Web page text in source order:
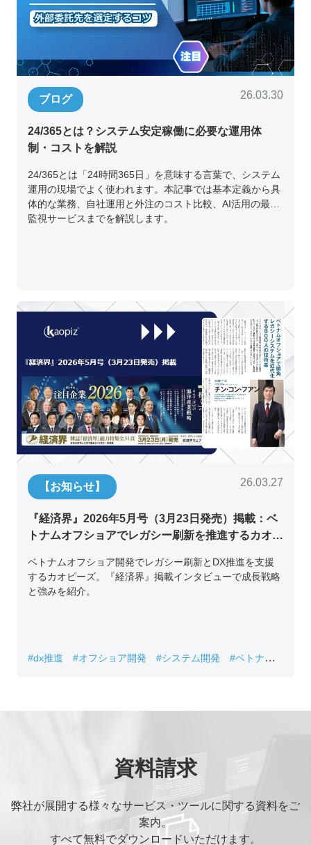
ブログ 26.03.30
24/365とは？システム安定稼働に必要な運用体
制・コストを解説
24/365とは「24時間365日」を意味する言葉で、システム
運用の現場でよく使われます。本記事では基本定義から具
体的な業務、自社運用と外注のコスト比較、AI活用の最新
監視サービスまでを解説します。
【お知らせ】 26.03.27
『経済界』2026年5月号（3月23日発売）掲載：ベ
トナムオフショアでレガシー刷新を推進するカオピ
ベトナムオフショア開発でレガシー刷新とDX推進を支援
するカオピーズ。『経済界』掲載インタビューで成長戦略
と強みを紹介。
#dx推進 #オフショア開発 #システム開発
#ベトナムIT
資料請求
弊社が展開する様々なサービス・ツールに関する資料をご
案内。
すべて無料でダウンロードいただけます。